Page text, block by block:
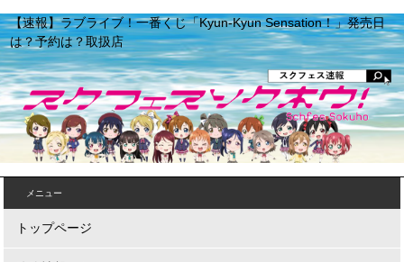
【速報】ラブライブ！一番くじ「Kyun-Kyun Sensation！」発売日
は？予約は？取扱店
メニュー
トップページ